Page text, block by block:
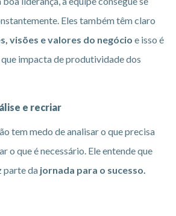
Eles também têm claro
visões e valores do negócio e isso é
impacta de produtividade dos
e recriar
tem medo de analisar o que precisa
o que é necessário. Ele entende que
parte da jornada para o sucesso.